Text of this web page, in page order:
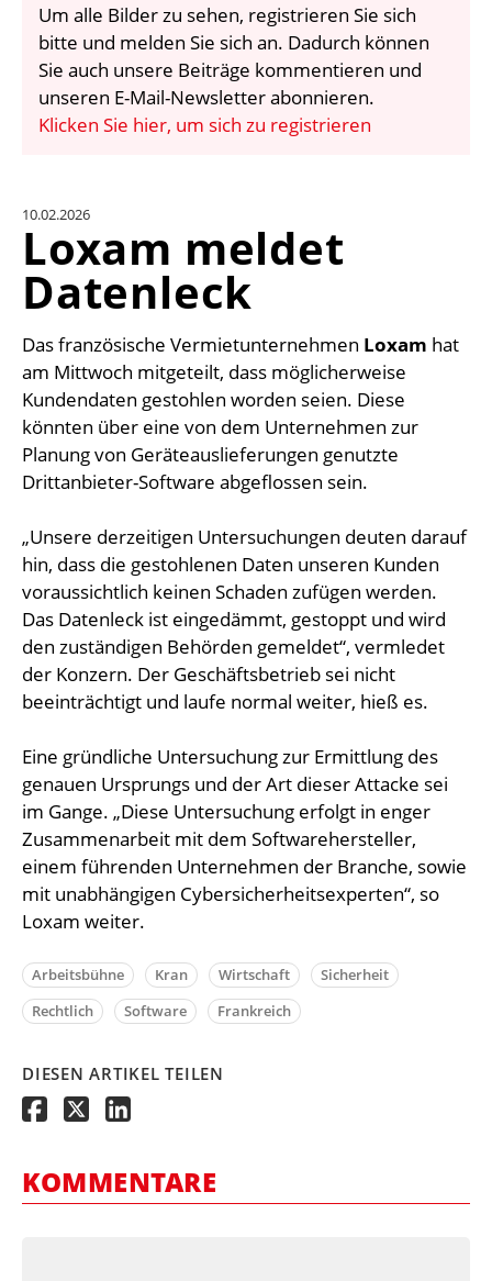
VIDEOS
BIBLIOTHEK
KRAN & BÜHNE
EINHEITENKONVERTER
KONTAKT
Um alle Bilder zu sehen, registrieren Sie sich
bitte und melden Sie sich an. Dadurch können
Sie auch unsere Beiträge kommentieren und
unseren E-Mail-Newsletter abonnieren.
Klicken Sie hier, um sich zu registrieren
10.02.2026
Loxam meldet
Datenleck
Das französische Vermietunternehmen Loxam hat
am Mittwoch mitgeteilt, dass möglicherweise
Kundendaten gestohlen worden seien. Diese
könnten über eine von dem Unternehmen zur
Planung von Geräteauslieferungen genutzte
Drittanbieter-Software abgeflossen sein.
„Unsere derzeitigen Untersuchungen deuten darauf
hin, dass die gestohlenen Daten unseren Kunden
voraussichtlich keinen Schaden zufügen werden.
Das Datenleck ist eingedämmt, gestoppt und wird
den zuständigen Behörden gemeldet“, vermledet
der Konzern. Der Geschäftsbetrieb sei nicht
beeinträchtigt und laufe normal weiter, hieß es.
Eine gründliche Untersuchung zur Ermittlung des
genauen Ursprungs und der Art dieser Attacke sei
im Gange. „Diese Untersuchung erfolgt in enger
Zusammenarbeit mit dem Softwarehersteller,
einem führenden Unternehmen der Branche, sowie
mit unabhängigen Cybersicherheitsexperten“, so
Loxam weiter.
Arbeitsbühne Kran Wirtschaft
Sicherheit
Rechtlich
Software Frankreich
DIESEN ARTIKEL TEILEN
KOMMENTARE